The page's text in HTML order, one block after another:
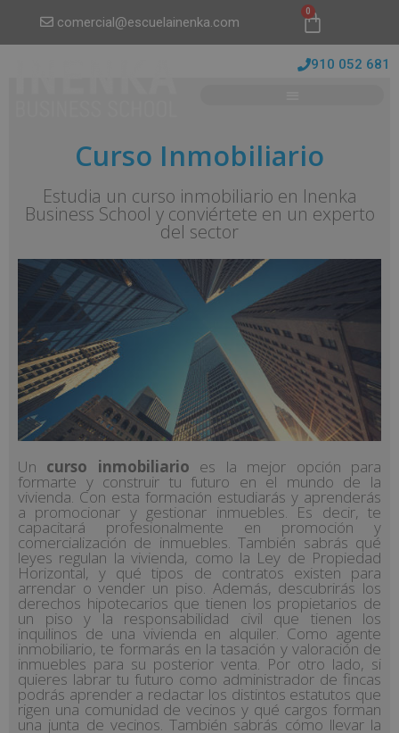
comercial@escuelainenka.com
0
910 052 681
Curso Inmobiliario
Estudia un curso inmobiliario en Inenka
Business School y conviértete en un experto
del sector
Un curso inmobiliario es la mejor opción para
formarte y construir tu futuro en el mundo de la
vivienda. Con esta formación estudiarás y aprenderás
a promocionar y gestionar inmuebles. Es decir, te
capacitará profesionalmente en promoción y
comercialización de inmuebles. También sabrás qué
leyes regulan la vivienda, como la Ley de Propiedad
Horizontal, y qué tipos de contratos existen para
arrendar o vender un piso. Además, descubrirás los
derechos hipotecarios que tienen los propietarios de
un piso y la responsabilidad civil que tienen los
inquilinos de una vivienda en alquiler. Como agente
inmobiliario, te formarás en la tasación y valoración de
inmuebles para su posterior venta. Por otro lado, si
quieres labrar tu futuro como administrador de fincas
podrás aprender a redactar los distintos estatutos que
rigen una comunidad de vecinos y qué cargos forman
una junta de vecinos. También sabrás cómo llevar la